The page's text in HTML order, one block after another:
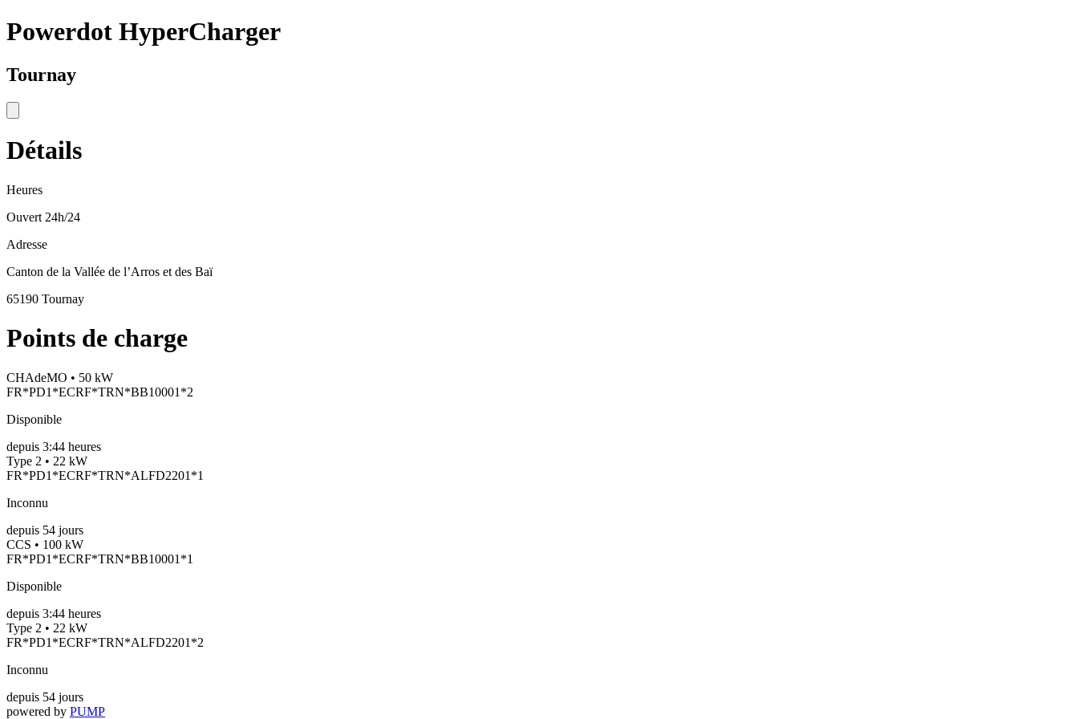
Powerdot HyperCharger
Tournay
Détails
Heures
Ouvert 24h/24
Adresse
Canton de la Vallée de l’Arros et des Baï
65190 Tournay
Points de charge
CHAdeMO • 50 kW
FR*PD1*ECRF*TRN*BB10001*2
Disponible
depuis 3:44 heures
Type 2 • 22 kW
FR*PD1*ECRF*TRN*ALFD2201*1
Inconnu
depuis 54 jours
CCS • 100 kW
FR*PD1*ECRF*TRN*BB10001*1
Disponible
depuis 3:44 heures
Type 2 • 22 kW
FR*PD1*ECRF*TRN*ALFD2201*2
Inconnu
depuis 54 jours
powered by PUMP